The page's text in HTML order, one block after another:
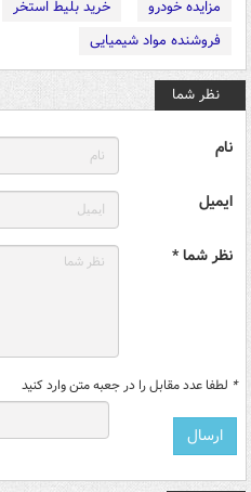
مزایده خودرو
خرید بلیط استخر
فروشنده مواد شیمیایی
نظر شما
نام
ایمیل
نظر شما *
* لطفا عدد مقابل را در جعبه متن وارد کنید